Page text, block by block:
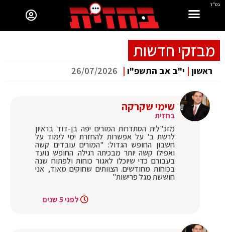
בס"ד
מבזקי חדשות
ראשון | י"ב אב התשפ"ו |
26/07/2026
שימי שקרקה
בחזית
מזכ"לית הסתדרות המורים יפה בן-דוד בראיון
לרשת ב' על אפשרות להחזרת ימי לימוד על
חשבון החופש הגדול: "המורים עובדים קשה
ואפילו קשה יותר מבכיתה רגילה. החופש נועד
בעבורם כדי שיוכלו לאגור כוחות ולפתוח שנה
בכוחות מחודשים. הצוותים שחוקים מאוד, אני
חוששת מגל פרישות"
לפני 5 שנים